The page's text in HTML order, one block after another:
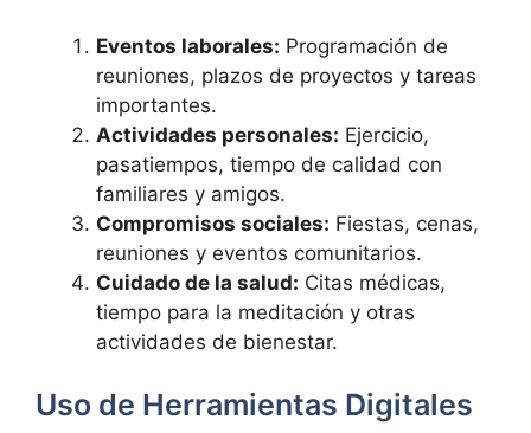
Eventos laborales: Programación de
reuniones, plazos de proyectos y tareas
importantes.
Actividades personales: Ejercicio,
pasatiempos, tiempo de calidad con
familiares y amigos.
Compromisos sociales: Fiestas, cenas,
reuniones y eventos comunitarios.
Cuidado de la salud: Citas médicas,
tiempo para la meditación y otras
actividades de bienestar.
Uso de Herramientas Digitales